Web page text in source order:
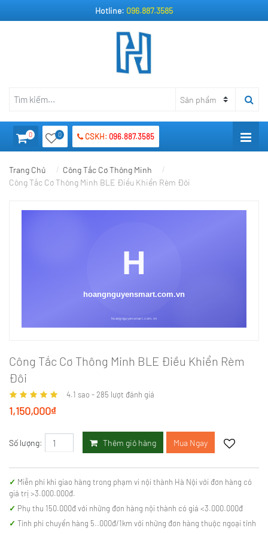
Hotline: 096.887.3585
0 0 CSKH: 096.887.3585
Trang Chủ
Công Tắc Cơ Thông Minh
Công Tắc Cơ Thông Minh BLE Điều Khiển Rèm Đôi
Công Tắc Cơ Thông Minh BLE Điều Khiển Rèm
Đôi
4.1 sao -285 lượt đánh giá
1,150,000₫
Số lượng: Thêm giỏ hàng Mua Ngay
Miễn phí khi giao hàng trong phạm vi nội thành Hà Nội với đơn hàng có
giá trị >3.000.000đ.
Phụ thu 150.000đ với những đơn hàng nội thành có giá <3.000.000đ
Tính phí chuyển hàng 5..000đ/1km với những đơn hàng thuộc ngoại tỉnh